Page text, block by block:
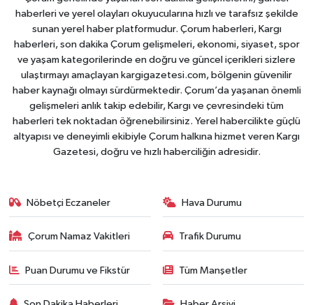
haberleri ve yerel olayları okuyucularına hızlı ve tarafsız şekilde
sunan yerel haber platformudur. Çorum haberleri, Kargı
haberleri, son dakika Çorum gelişmeleri, ekonomi, siyaset, spor
ve yaşam kategorilerinde en doğru ve güncel içerikleri sizlere
ulaştırmayı amaçlayan kargigazetesi.com, bölgenin güvenilir
haber kaynağı olmayı sürdürmektedir. Çorum’da yaşanan önemli
gelişmeleri anlık takip edebilir, Kargı ve çevresindeki tüm
haberleri tek noktadan öğrenebilirsiniz. Yerel habercilikte güçlü
altyapısı ve deneyimli ekibiyle Çorum halkına hizmet veren Kargı
Gazetesi, doğru ve hızlı haberciliğin adresidir.
Nöbetçi Eczaneler Hava Durumu
Çorum Namaz Vakitleri Trafik Durumu
Puan Durumu ve Fikstür Tüm Manşetler